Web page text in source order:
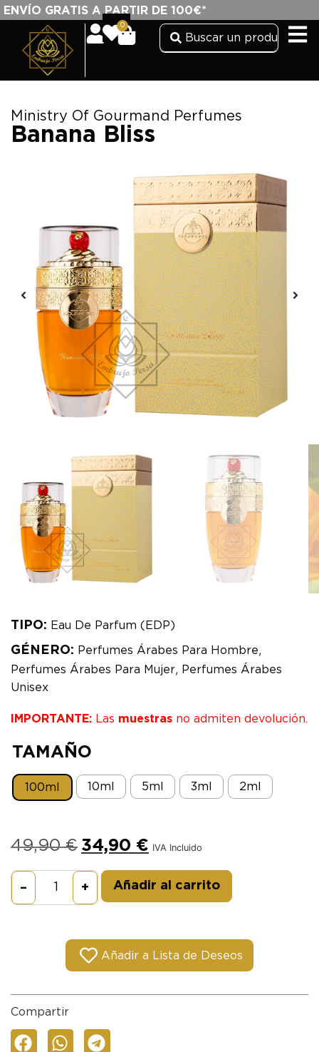
ENVÍO GRATIS A PARTIR DE 100€*
0
Ministry Of Gourmand Perfumes
Banana Bliss
TIPO: Eau De Parfum (EDP)
GÉNERO: Perfumes Árabes Para Hombre,
Perfumes Árabes Para Mujer, Perfumes Árabes
Unisex
IMPORTANTE: Las muestras no admiten devolución.
TAMAÑO
100ml 10ml 5ml 3ml 2ml
49,90€ 34,90 € IVA Incluido
– + Añadir al carrito
Añadir a Lista de Deseos
Compartir